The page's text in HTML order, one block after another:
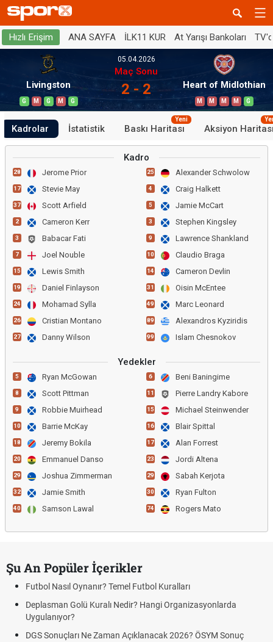
Hızlı Erişim ANA SAYFA İLK11 KUR At Yarışı Bankoları
Livingston
G M G M G
05.04.2026
Maç Sonu
2 - 2 Heart of Midlothian
M M M M G
Kadrolar İstatistik Baskı Haritası
Yeni
Aksiyon
Kadro
28 Jerome Prior
17 Stevie May
37 Scott Arfield
2 Cameron Kerr
3 Babacar Fati
7 Joel Nouble
15 Lewis Smith
19 Daniel Finlayson
24 Mohamad Sylla
26 Cristian Montano
27 Danny Wilson
25 Alexander Schwolow
4 Craig Halkett
5 Jamie McCart
3 Stephen Kingsley
9 Lawrence Shankland
10 Claudio Braga
14 Cameron Devlin
31 Oisin McEntee
49 Marc Leonard
89 Alexandros Kyziridis
99 Islam Chesnokov
Yedekler
5 Ryan McGowan
8 Scott Pittman
9 Robbie Muirhead
10 Barrie McKay
18 Jeremy Bokila
20 Emmanuel Danso
29 Joshua Zimmerman
32 Jamie Smith
40 Samson Lawal
6 Beni Baningime
11 Pierre Landry Kabore
15 Michael Steinwender
16 Blair Spittal
17 Alan Forrest
23 Jordi Altena
29 Sabah Kerjota
30 Ryan Fulton
74 Rogers Mato
Şu An Popüler İçerikler
Futbol Nasıl Oynanır? Temel Futbol Kuralları
Deplasman Golü Kuralı Nedir? Hangi Organizasyonlarda
Uygulanıyor?
DGS Sonuçları Ne Zaman Açıklanacak 2026? ÖSYM Sonuç